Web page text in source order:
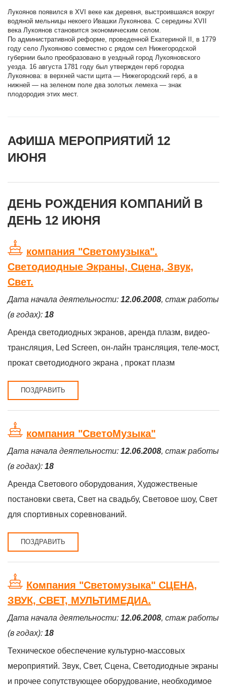
Лукоянов появился в XVI веке как деревня, выстроившаяся вокруг
водяной мельницы некоего Ивашки Лукоянова. С середины XVII
века Лукоянов становится экономическим селом.
По административной реформе, проведенной Екатериной II, в 1779
году село Лукояново совместно с рядом сел Нижегородской
губернии было преобразовано в уездный город Лукояновского
уезда. 16 августа 1781 году был утвержден герб городка
Лукоянова: в верхней части щита — Нижегородский герб, а в
нижней — на зеленом поле два золотых лемеха — знак
плодородия этих мест.
АФИША МЕРОПРИЯТИЙ 12
ИЮНЯ
ДЕНЬ РОЖДЕНИЯ КОМПАНИЙ В
ДЕНЬ 12 ИЮНЯ
компания "Светомузыка".
Светодиодные Экраны, Сцена, Звук,
Свет.
Дата начала деятельности: 12.06.2008, стаж работы
(в годах): 18
Аренда светодиодных экранов, аренда плазм, видео-
трансляция, Led Screen, он-лайн трансляция, теле-мост,
прокат светодиодного экрана , прокат плазм
ПОЗДРАВИТЬ
компания "СветоМузыка"
Дата начала деятельности: 12.06.2008, стаж работы
(в годах): 18
Аренда Светового оборудования, Художественые
постановки света, Свет на свадьбу, Световое шоу, Свет
для спортивных соревнований.
ПОЗДРАВИТЬ
Компания "Светомузыка" СЦЕНА,
ЗВУК, СВЕТ, МУЛЬТИМЕДИА.
Дата начала деятельности: 12.06.2008, стаж работы
(в годах): 18
Техническое обеспечение культурно-массовых
мероприятий. Звук, Свет, Сцена, Светодиодные экраны
и прочее сопутствующее оборудование, необходимое